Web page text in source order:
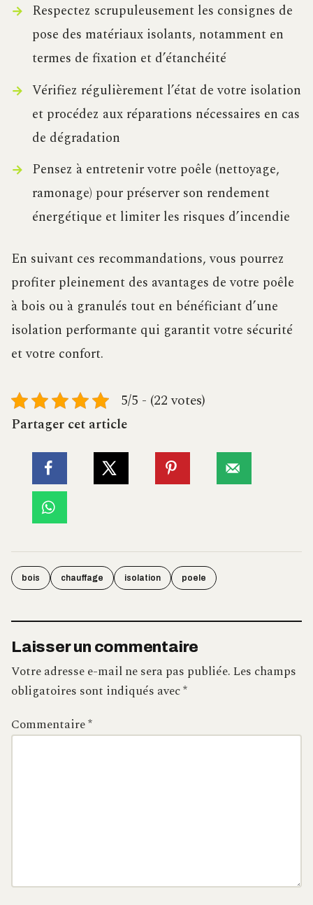
Respectez scrupuleusement les consignes de
pose des matériaux isolants, notamment en
termes de fixation et d’étanchéité
Vérifiez régulièrement l’état de votre isolation
et procédez aux réparations nécessaires en cas
de dégradation
Pensez à entretenir votre poêle (nettoyage,
ramonage) pour préserver son rendement
énergétique et limiter les risques d’incendie
En suivant ces recommandations, vous pourrez
profiter pleinement des avantages de votre poêle
à bois ou à granulés tout en bénéficiant d’une
isolation performante qui garantit votre sécurité
et votre confort.
5/5 - (22 votes)
Partager cet article
bois chauffage isolation poele
Laisser un commentaire
Votre adresse e-mail ne sera pas publiée.Les champs
obligatoires sont indiqués avec*
Commentaire*